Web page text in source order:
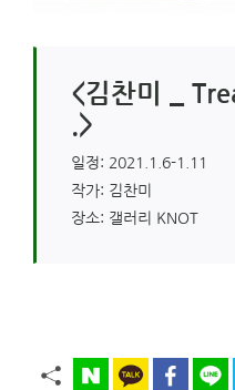
<김찬미 _
.>
일정: 2021.1.6-1.11
작가: 김찬미
장소: 갤러리 KNOT